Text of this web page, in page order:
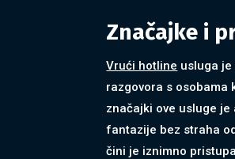
Značajke i
Vrući hotline usluga
razgovora s osobama
značajki ove usluge
fantazije bez straha
čini je iznimno